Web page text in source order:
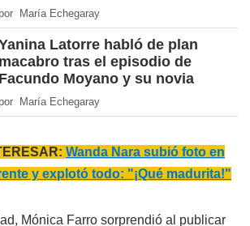
por María Echegaray
Latorre habló de plan
macabro tras el episodio de
Facundo Moyano y su novia
por María Echegaray
Wanda Nara subió foto en
y explotó todo: "¡Qué madurita!"
Mónica Farro sorprendió al publicar